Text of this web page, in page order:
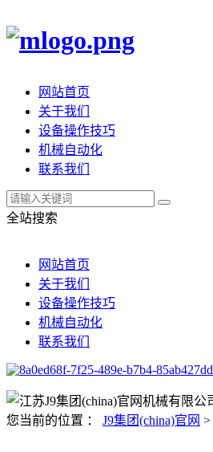
网站首页
关于我们
设备操作技巧
机械自动化
联系我们
全站搜索
网站首页
关于我们
设备操作技巧
机械自动化
联系我们
您当前的位置 ： J9集团(china)官网 >